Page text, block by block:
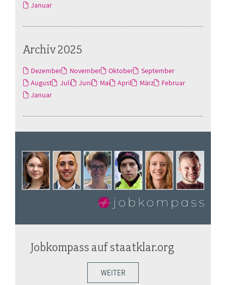
Januar
Archiv 2025
Dezember November Oktober
September
August
Juli Juni Mai April März
Februar
Januar
Jobkompass auf staatklar.org
WEITER